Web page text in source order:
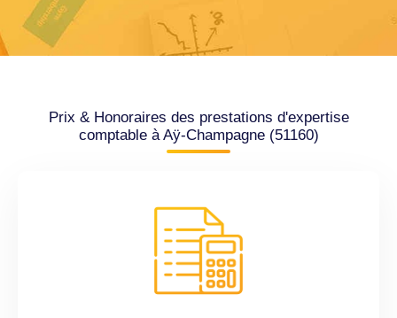
Prix & Honoraires des prestations d'expertise
comptable à Aÿ-Champagne (51160)